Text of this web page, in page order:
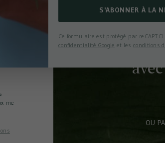
les
me
OU
S'ABONNER À LA
Ce formulaire est protégé par
confidentialité Google et lesconditions